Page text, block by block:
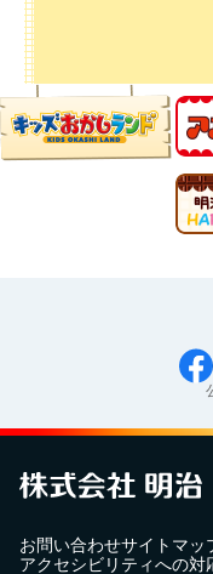
お問い合わせサイトマッ
アクセシビリティへの対